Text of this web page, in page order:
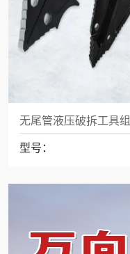
无尾管液压破拆工具组
型号：